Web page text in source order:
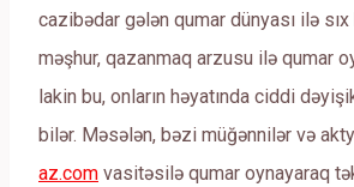
cazibədar gələn qumar dünyası ilə sıx
məşhur, qazanmaq arzusu ilə qumar
lakin bu, onların həyatında ciddi
bilər. Məsələn, bəzi müğənnilər və
az.com vasitəsilə qumar oynayaraq